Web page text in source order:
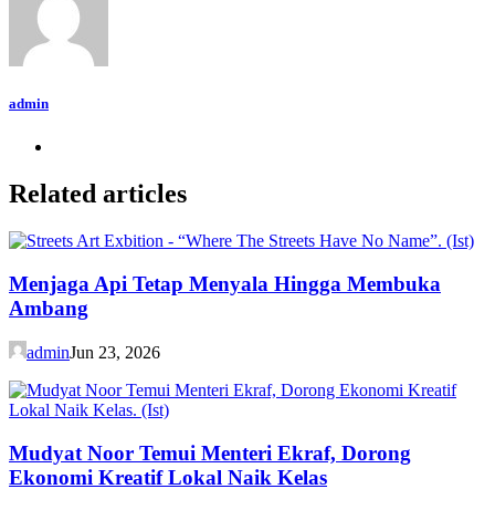
admin
Related articles
Menjaga Api Tetap Menyala Hingga Membuka
Ambang
adminJun 23, 2026
Mudyat Noor Temui Menteri Ekraf, Dorong
Ekonomi Kreatif Lokal Naik Kelas